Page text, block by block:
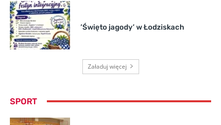
’Święto jagody’ w Łodziskach
Załaduj więcej
SPORT